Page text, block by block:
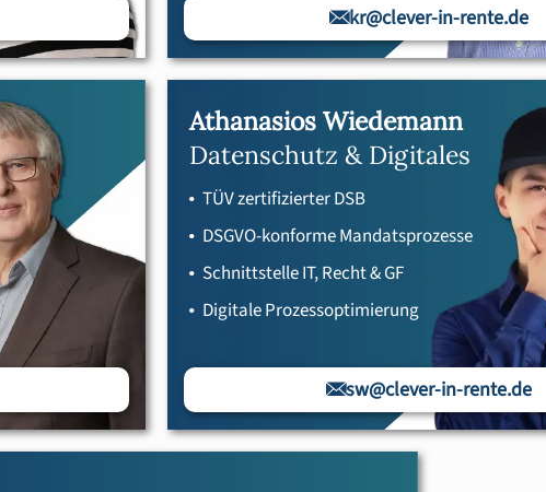
kr@clever-in-rente.de
Athanasios Wiedemann
Datenschutz & Digitales
TÜV zertifizierter DSB
DSGVO-konforme Mandatsprozesse
Schnittstelle IT, Recht & GF
Digitale Prozessoptimierung
sw@clever-in-rente.de